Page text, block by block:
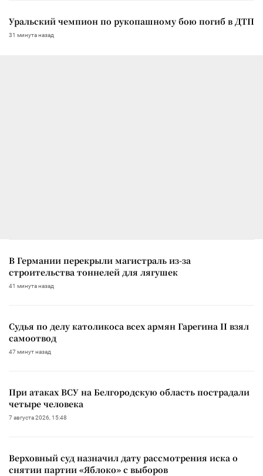
Уральский чемпион по рукопашному бою погиб в ДТП
31 минута назад
В Германии перекрыли магистраль из-за
строительства тоннелей для лягушек
41 минута назад
Судья по делу католикоса всех армян Гарегина II взял
самоотвод
47 минут назад
При атаках ВСУ на Белгородскую область пострадали
четыре человека
7 августа 2026, 15:48
Верховный суд назначил дату рассмотрения иска о
снятии партии «Яблоко» с выборов